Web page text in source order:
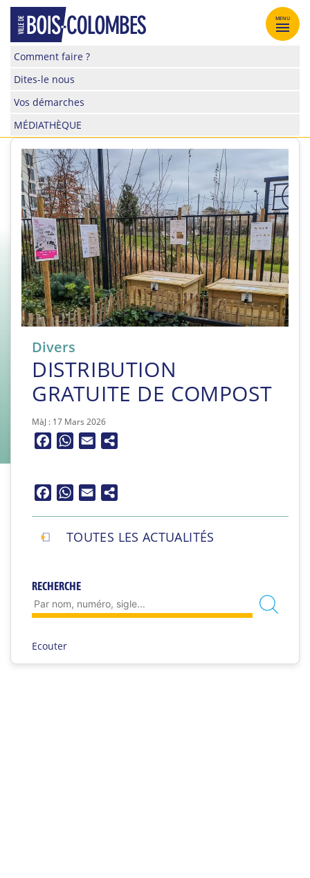
Skip
content
Site
de
la
de
Bois-
Colombes
Comment faire ?
Dites-le nous
Vos démarches
MÉDIATHÈQUE
MENU
Divers
DISTRIBUTION
GRATUITE DE COMPOST
MàJ : 17 Mars 2026
FacebookWhatsApp
Email
FacebookWhatsApp
Email
TOUTES LES ACTUALITÉS
RECHERCHE
Ecouter